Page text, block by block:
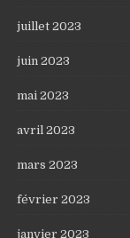
juillet 2023
juin 2023
mai 2023
avril 2023
mars 2023
février 2023
janvier 2023